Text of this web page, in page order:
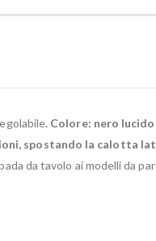
. Colore: nero
spostando la calotta
da tavolo ai modelli da